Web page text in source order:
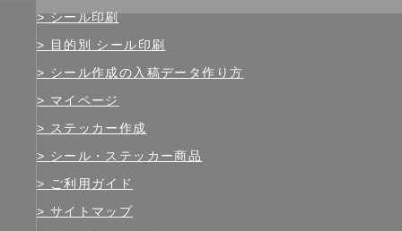
シール印刷
目的別 シール印刷
シール作成の入稿データ作り方
マイページ
ステッカー作成
シール・ステッカー商品
ご利用ガイド
サイトマップ